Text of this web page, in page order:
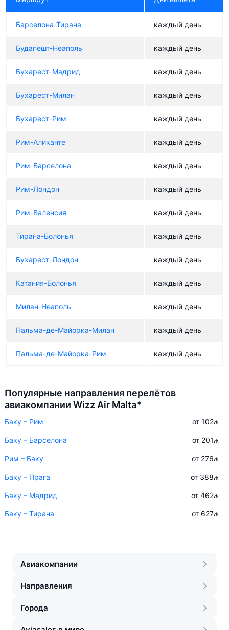
Барселона-Тирана каждый день
Будапешт-Неаполь каждый день
Бухарест-Мадрид каждый день
Бухарест-Милан каждый день
Бухарест-Рим каждый день
Рим-Аликанте каждый день
Рим-Барселона каждый день
Рим-Лондон каждый день
Рим-Валенсия каждый день
Тирана-Болонья каждый день
Бухарест-Лондон каждый день
Катания-Болонья каждый день
Милан-Неаполь каждый день
Пальма-де-Майорка-Милан каждый день
Пальма-де-Майорка-Рим каждый день
Популярные направления перелётов
авиакомпании Wizz Air Malta*
Баку – Рим от 102₼
Баку – Барселона от 201₼
Рим – Баку от 276₼
Баку – Прага от 388₼
Баку – Мадрид от 462₼
Баку – Тирана от 627₼
Авиакомпании
Направления
Города